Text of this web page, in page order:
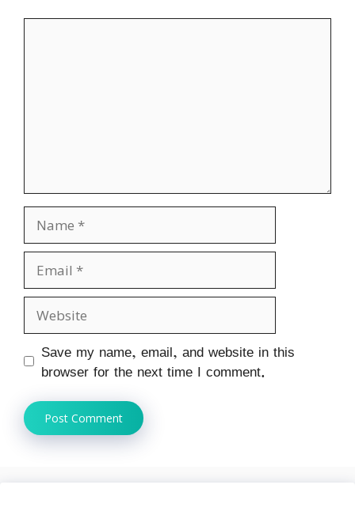
Name
Email
Website
Save my name, email, and website in this
browser for the next time I comment.